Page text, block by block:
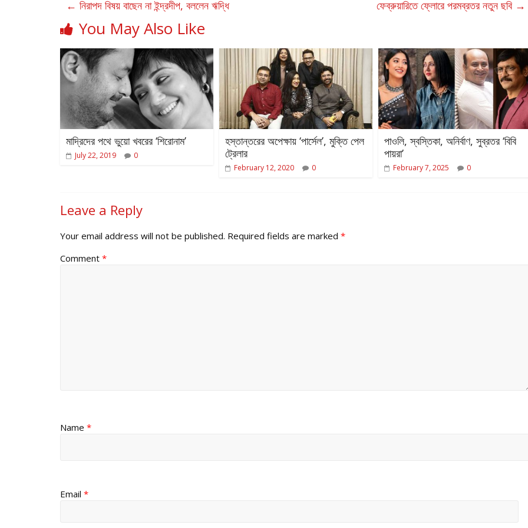
← নিরাপদ বিষয় বাছেন না ইন্দ্রদীপ, বললেন ঋদ্ধি ফেব্রুয়ারিতে ফ্লোরে পরমব্রতর নতুন ছবি →
You May Also Like
মাদ্রিদের পথে ভুয়ো খবরের ‘শিরোনাম’
July 22, 2019 0
হস্তান্তরের অপেক্ষায় ‘পার্সেল’, মুক্তি পেল
ট্রেলার
February 12, 2020 0
পাওলি, স্বস্তিকা, অনির্বাণ, সুব্রতর ‘বিবি
পায়রা’
February 7, 2025 0
Leave a Reply
Your email address will not be published. Required fields are marked *
Comment *
Name *
Email *